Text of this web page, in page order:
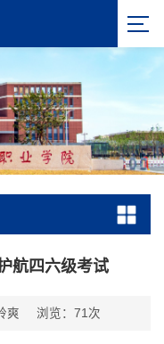
航四六级考试
爽 浏览： 71次